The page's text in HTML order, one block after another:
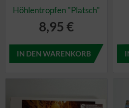
Höhlentropfen "Platsch"
8,95 €